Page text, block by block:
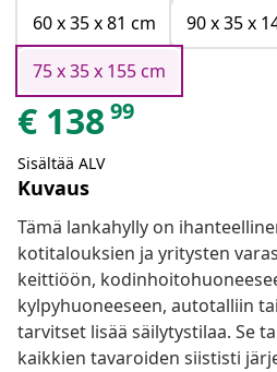
60 x 35 x 81 cm
90 x 35 x
75 x 35 x 155 cm
€ 13899
Sisältää ALV
Kuvaus
Tämä lankahylly on
kotitalouksien ja yritysten
keittiöön,
kylpyhuoneeseen, autotalliin
tarvitset lisää säilytystilaa. Se
kaikkien tavaroiden siististi